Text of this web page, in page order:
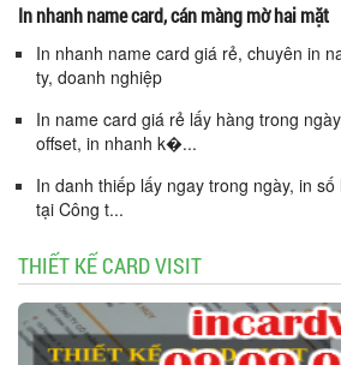
In nhanh name card, cán màng mờ hai mặt
In nhanh name card giá rẻ, chuyên in
ty, doanh nghiệp
In name card giá rẻ lấy hàng trong
offset, in nhanh k�...
In danh thiếp lấy ngay trong ngày, in
tại Công t...
THIẾT KẾ CARD VISIT